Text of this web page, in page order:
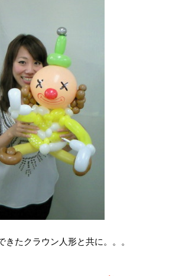
たクラウン人形と共に。。。